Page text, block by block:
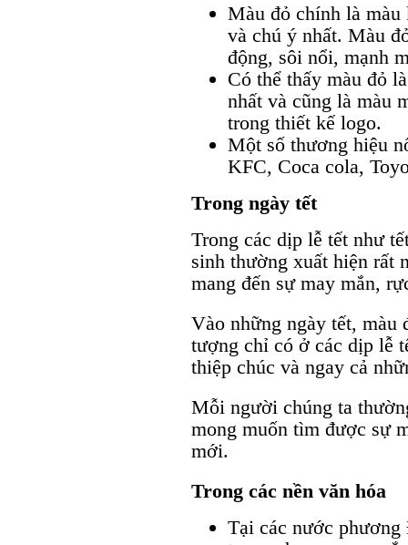
Màu đỏ chính là
và chú ý nhất. Màu
động, sôi nổi, mạnh
Có thể thấy màu đỏ
nhất và cũng là màu
trong thiết kế logo.
Một số thương hiệu
KFC, Coca cola,
Trong ngày tết
Trong các dịp lễ tết như
sinh thường xuất hiện rất
mang đến sự may mắn,
Vào những ngày tết, màu
tượng chỉ có ở các dịp lễ
thiệp chúc và ngay cả
Mỗi người chúng ta
mong muốn tìm được sự
mới.
Trong các nền văn hóa
Tại các nước